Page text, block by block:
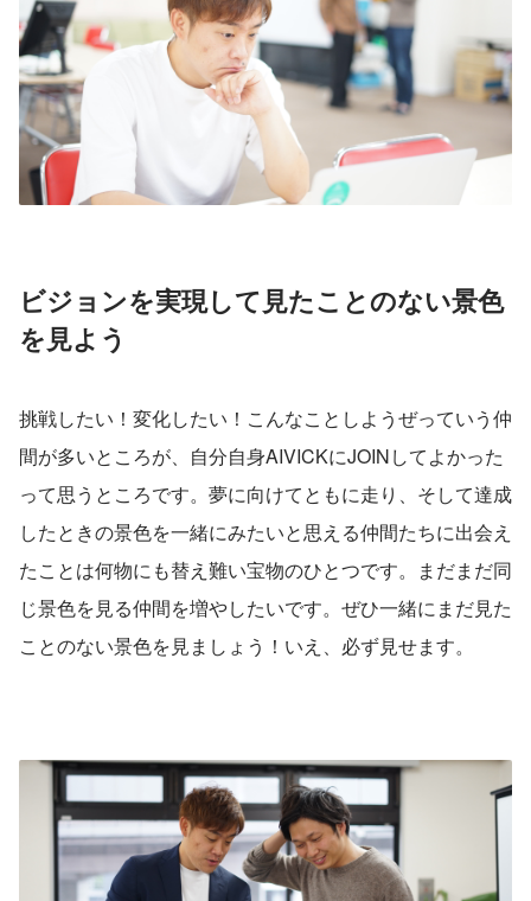
ビジョンを実現して見たことのない景色
を見よう
挑戦したい！変化したい！こんなことしようぜっていう仲
間が多いところが、自分自身AIVICKにJOINしてよかった
って思うところです。夢に向けてともに走り、そして達成
したときの景色を一緒にみたいと思える仲間たちに出会え
たことは何物にも替え難い宝物のひとつです。まだまだ同
じ景色を見る仲間を増やしたいです。ぜひ一緒にまだ見た
ことのない景色を見ましょう！いえ、必ず見せます。